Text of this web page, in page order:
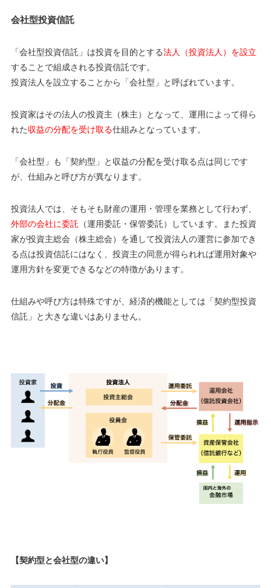
会社型投資信託
「会社型投資信託」は投資を目的とする法人（投資法人）を設立
することで組成される投資信託です。
投資法人を設立することから「会社型」と呼ばれています。
投資家はその法人の投資主（株主）となって、運用によって得ら
れた収益の分配を受け取る仕組みとなっています。
「会社型」も「契約型」と収益の分配を受け取る点は同じです
が、仕組みと呼び方が異なります。
投資法人では、そもそも財産の運用・管理を業務として行わず、
外部の会社に委託 （運用委託・保管委託）しています。また投資
家が投資主総会（株主総会）を通して投資法人の運営に参加でき
る点は投資信託にはなく、投資主の同意が得られれば運用対象や
運用方針を変更できるなどの特徴があります。
仕組みや呼び方は特殊ですが、経済的機能としては「契約型投資
信託」と大きな違いはありません。
【契約型と会社型の違い】